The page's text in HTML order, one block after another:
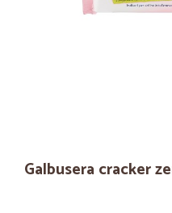
Galbusera cracker